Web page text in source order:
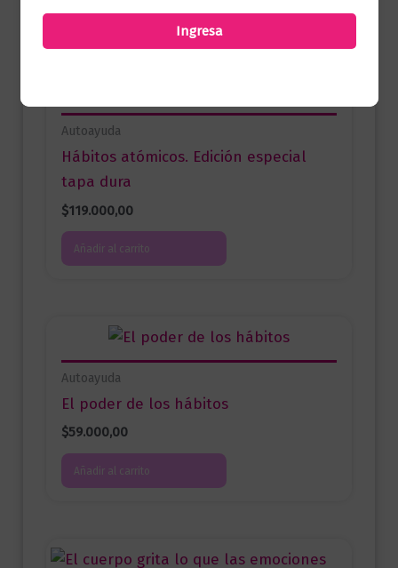
Productos relacionados
Autoayuda
Hábitos atómicos. Edición especial
tapa dura
$119.000,00
Añadir al carrito
Autoayuda
El poder de los hábitos
$59.000,00
Añadir al carrito
Ingresa